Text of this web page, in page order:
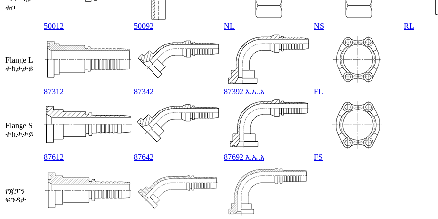
ቱቦ
50012 50092 NL NS RL
Flange L
ተከታታይ
87312 87342 87392 እ.ኤ.አ FL
Flange S
ተከታታይ
87612 87642 87692 እ.ኤ.አ FS
የጃፓን
ፍንዳታ